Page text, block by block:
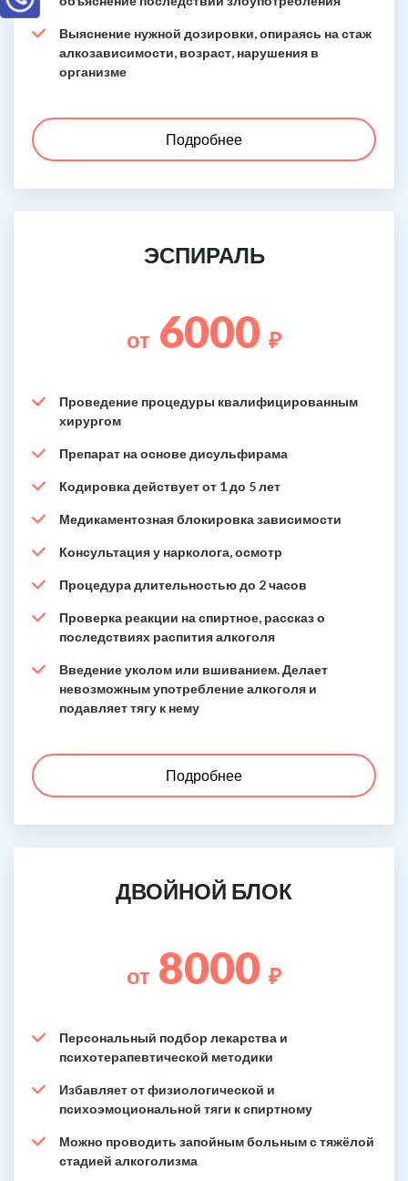
Выяснение нужной дозировки, опираясь на стаж
алкозависимости, возраст, нарушения в
организме
Подробнее
ЭСПИРАЛЬ
от 6000 ₽
Проведение процедуры квалифицированным
хирургом
Препарат на основе дисульфирама
Кодировка действует от 1 до 5 лет
Медикаментозная блокировка зависимости
Консультация у нарколога, осмотр
Процедура длительностью до 2 часов
Проверка реакции на спиртное, рассказ о
последствиях распития алкоголя
Введение уколом или вшиванием. Делает
невозможным употребление алкоголя и
подавляет тягу к нему
Подробнее
ДВОЙНОЙ БЛОК
от 8000 ₽
Персональный подбор лекарства и
психотерапевтической методики
Избавляет от физиологической и
психоэмоциональной тяги к спиртному
Можно проводить запойным больным с тяжёлой
стадией алкоголизма